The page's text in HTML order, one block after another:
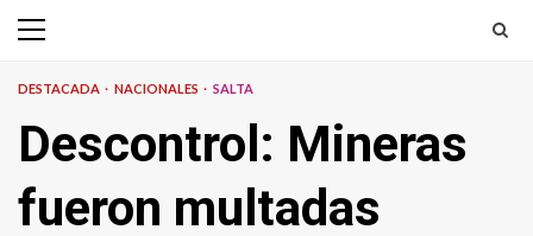
Primary
DESTACADA NACIONALES SALTA
Descontrol: Mineras
fueron multadas